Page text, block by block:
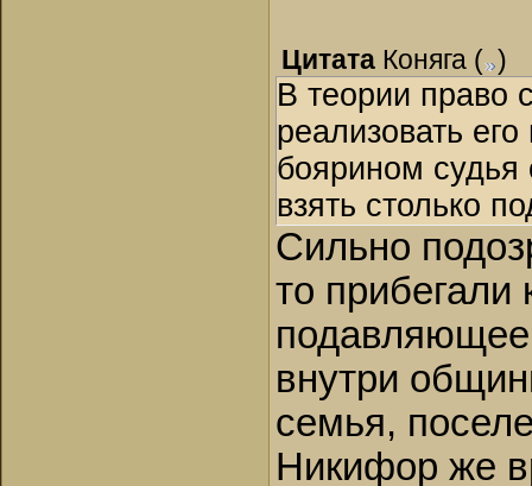
Цитата Коняга ( )
В теории право
реализовать
боярином судья
взять столько
Сильно
то
внутри
семья,
Никифор же